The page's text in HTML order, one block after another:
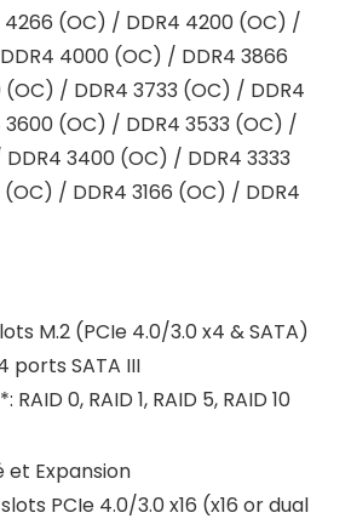
(OC) / DDR4 4200 (OC) /
4000 (OC) / DDR4 3866
/ DDR4 3733 (OC) / DDR4
(OC) / DDR4 3533 (OC) /
3400 (OC) / DDR4 3333
/ DDR4 3166 (OC) / DDR4
M.2 (PCIe 4.0/3.0 x4 & SATA)
ports SATA III
0, RAID 1, RAID 5, RAID 10
Expansion
PCIe 4.0/3.0 x16 (x16 or dual